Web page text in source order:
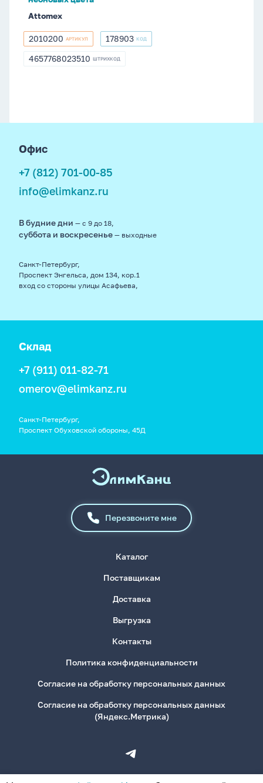
Attomex
2010200
2010200 АРТИКУЛ 178903
178903 КОД
4657768023510
4657768023510 ШТРИХКОД
Офис
+7 (812) 701-00-85
info@elimkanz.ru
В будние дни — с 9 до 18,
суббота и воскресенье — выходные
Санкт-Петербург,
Проспект Энгельса, дом 134, кор.1
вход со стороны улицы Асафьева,
Склад
+7 (911) 011-82-71
omerov@elimkanz.ru
Санкт-Петербург,
Проспект Обуховской обороны, 45Д
Перезвоните мне
Каталог
Поставщикам
Доставка
Выгрузка
Контакты
Политика конфиденциальности
Согласие на обработку персональных данных
Согласие на обработку персональных данных
(Яндекс.Метрика)